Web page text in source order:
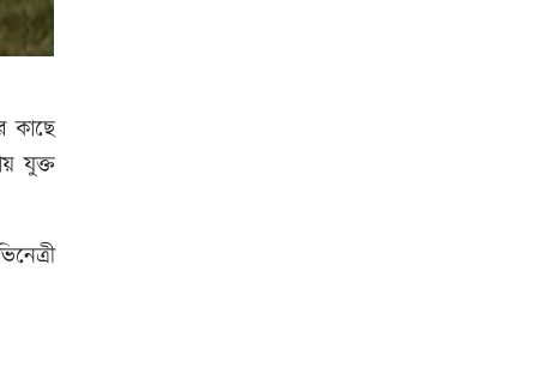
কাছে
যুক্ত